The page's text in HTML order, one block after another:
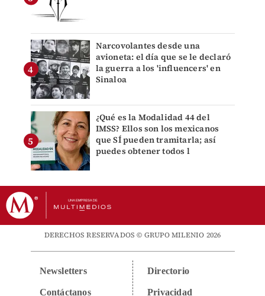
Narcovolantes desde una
avioneta: el día que se le declaró
la guerra a los 'influencers' en
Sinaloa
¿Qué es la Modalidad 44 del
IMSS? Ellos son los mexicanos
que SÍ pueden tramitarla; así
puedes obtener todos l
DERECHOS RESERVADOS © GRUPO MILENIO 2026
Newsletters
Contáctanos
Directorio
Privacidad